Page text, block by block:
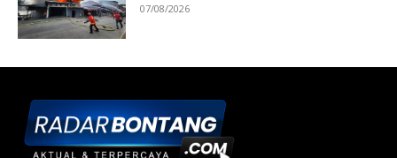
07/08/2026